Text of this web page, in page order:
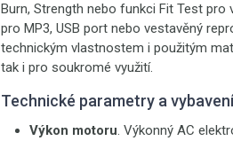
Burn, Strength nebo funkci Fit Test pro
pro MP3, USB port nebo vestavěný
technickým vlastnostem i použitým
tak i pro soukromé využití.
Technické parametry a vybavení
Výkon motoru. Výkonný AC